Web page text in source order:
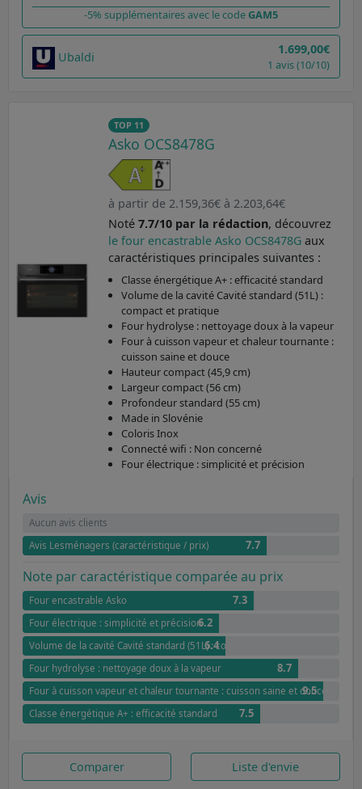
-5% supplémentaires avec le codeGAM5
Ubaldi 1.699,00€
1 avis (10/10)
TOP 11
Asko OCS8478G
à partir de 2.159,36€ à 2.203,64€
Noté 7.7/10 par la rédaction, découvrez
le four encastrable Asko OCS8478G aux
caractéristiques principales suivantes :
Classe énergétique A+ : efficacité standard
Volume de la cavité Cavité standard (51L) :
compact et pratique
Four hydrolyse : nettoyage doux à la vapeur
Four à cuisson vapeur et chaleur tournante :
cuisson saine et douce
Hauteur compact (45,9 cm)
Largeur compact (56 cm)
Profondeur standard (55 cm)
Made in Slovénie
Coloris Inox
Connecté wifi : Non concerné
Four électrique : simplicité et précision
Avis
Aucun avis clients
Avis Lesménagers (caractéristique / prix)
7.7
Note par caractéristique comparée au prix
Four encastrable Asko 7.3
Four électrique : simplicité et précision6.2
Volume de la cavité Cavité standard (51L) : compact et pratique
6.4
Four hydrolyse : nettoyage doux à la vapeur 8.7
Four à cuisson vapeur et chaleur tournante : cuisson saine et douce
9.5
Classe énergétique A+ : efficacité standard 7.5
Comparer Liste d'envie